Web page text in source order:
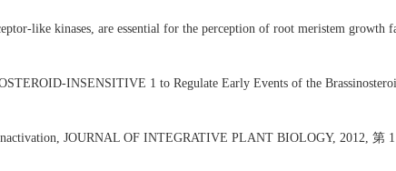
like kinases, are essential for the perception of root meristem growth
INSENSITIVE 1 to Regulate Early Events of the
Inactivation, JOURNAL OF INTEGRATIVE PLANT BIOLOGY, 2012, 第